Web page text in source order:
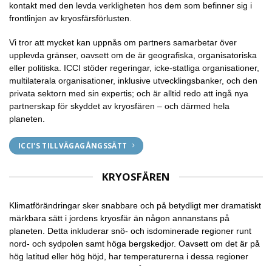
kontakt med den levda verkligheten hos dem som befinner sig i
frontlinjen av kryosfärsförlusten.
Vi tror att mycket kan uppnås om partners samarbetar över
upplevda gränser, oavsett om de är geografiska, organisatoriska
eller politiska. ICCI stöder regeringar, icke-statliga organisationer,
multilaterala organisationer, inklusive utvecklingsbanker, och den
privata sektorn med sin expertis; och är alltid redo att ingå nya
partnerskap för skyddet av kryosfären – och därmed hela
planeten.
ICCI'S TILLVÄGAGÅNGSSÄTT
KRYOSFÄREN
Klimatförändringar sker snabbare och på betydligt mer dramatiskt
märkbara sätt i jordens kryosfär än någon annanstans på
planeten. Detta inkluderar snö- och isdominerade regioner runt
nord- och sydpolen samt höga bergskedjor. Oavsett om det är på
hög latitud eller hög höjd, har temperaturerna i dessa regioner